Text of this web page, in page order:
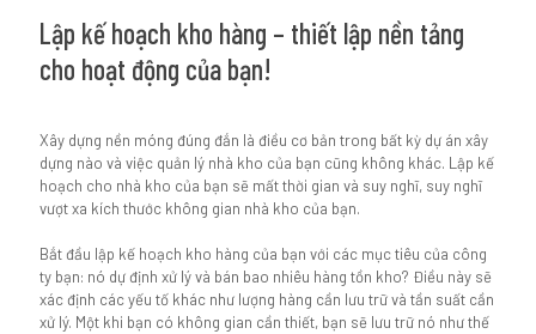
Lập kế hoạch kho hàng – thiết lập nền tảng
cho hoạt động của bạn!
Xây dựng nền móng đúng đắn là điều cơ bản trong bất kỳ dự án xây
dựng nào và việc quản lý nhà kho của bạn cũng không khác. Lập kế
hoạch cho nhà kho của bạn sẽ mất thời gian và suy nghĩ, suy nghĩ
vượt xa kích thước không gian nhà kho của bạn.
Bắt đầu lập kế hoạch kho hàng của bạn với các mục tiêu của công
ty bạn: nó dự định xử lý và bán bao nhiêu hàng tồn kho? Điều này sẽ
xác định các yếu tố khác như lượng hàng cần lưu trữ và tần suất cần
xử lý. Một khi bạn có không gian cần thiết, bạn sẽ lưu trữ nó như thế